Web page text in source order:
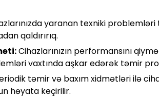
yaranan texniki
qaldırırıq.
Cihazlarınızın performansını
vaxtında aşkar edərək təmir
təmir və baxım xidmətləri ilə
həyata keçirilir.